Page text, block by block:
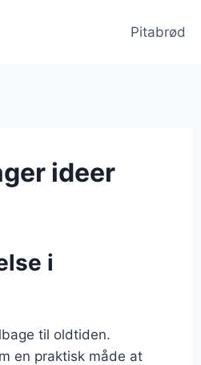
Pitabrød
ideer
i
til oldtiden.
en praktisk måde at